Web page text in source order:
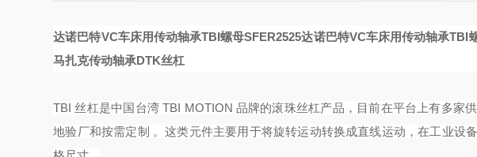
达诺巴特VC车床用传动轴承TBI螺母SFER2525达诺巴特VC车床用传动轴承TBI
马扎克传动轴承DTK丝杠
TBI 丝杠是中国台湾 TBI MOTION 品牌的滚珠丝杠产品，目前在平台上有多家
地验厂和按需定制 。这类元件主要用于将旋转运动转换成直线运动，在工业设